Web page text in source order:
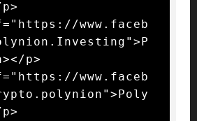
www.faceb
p>
www.faceb